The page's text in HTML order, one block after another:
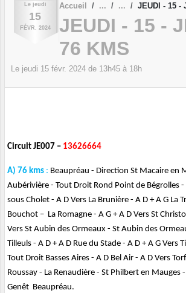
Le jeudi
15
FÉVR. 2024
Accueil JEUDI - 15 -
JEUDI - 15 -
76 KMS
Le jeudi 15 févr. 2024 de 13h45 à 18h
Circuit JE007 – 13626664
A) 76 kms : Beaupréau - Direction St Macaire en
Aubérivière - Tout Droit Rond Point de Bégrolles -
sous Cholet - A D Vers La Brunière - A D + A G La
Bouchot – La Romagne - A G + A D Vers St
Vers St Aubin des Ormeaux - St Aubin des
Tilleuls - A D + A D Rue du Stade - A D + A G Vers
Tout Droit Basses Aires - A D Bel Air - A D Vers
Roussay - La Renaudière - St Philbert en Mauges
Genêt Beaupréau.